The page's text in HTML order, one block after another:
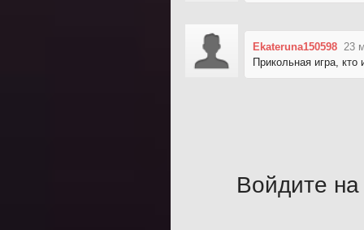
Ekateruna150598 23
Прикольная игра,
Войдите на